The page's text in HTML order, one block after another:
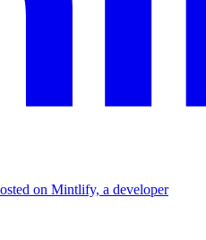
on Mintlify, a developer